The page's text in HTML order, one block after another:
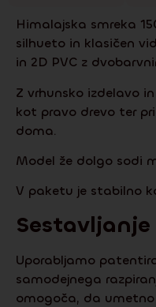
Himalajska smreka
silhueto in klasičen
in 2D PVC z
Z vrhunsko izdelavo
kot pravo drevo ter
doma.
Model že dolgo sodi
V paketu je stabilno
Sestavljanje
Uporabljamo
samodejnega
omogoča, da